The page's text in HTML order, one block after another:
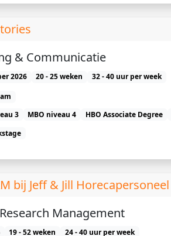
& Communicatie
2026 20 - 25 weken
32 - 40 uur per week
3
MBO niveau 4 HBO Associate Degree
bij Jeff & Jill
Management
19 - 52 weken
24 - 40 uur per week